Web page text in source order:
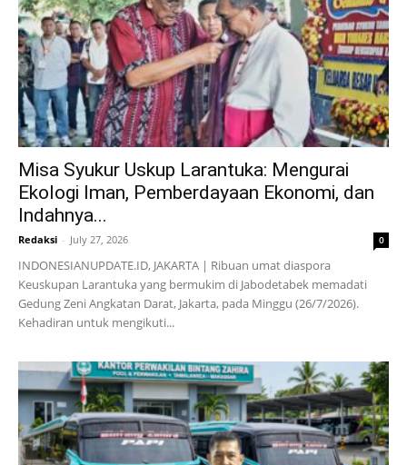
Misa Syukur Uskup Larantuka: Mengurai
Ekologi Iman, Pemberdayaan Ekonomi, dan
Indahnya...
Redaksi - July 27, 2026 0
INDONESIANUPDATE.ID, JAKARTA | Ribuan umat diaspora
Keuskupan Larantuka yang bermukim di Jabodetabek memadati
Gedung Zeni Angkatan Darat, Jakarta, pada Minggu (26/7/2026).
Kehadiran untuk mengikuti...